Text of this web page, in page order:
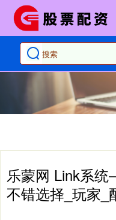
乐蒙网 Link系
不错选择_玩家_